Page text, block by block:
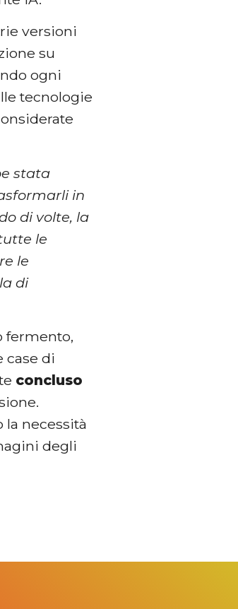
versioni
su
ogni
tecnologie
stata
in
di volte, la
le
le
di
fermento,
case di
concluso
necessità
degli